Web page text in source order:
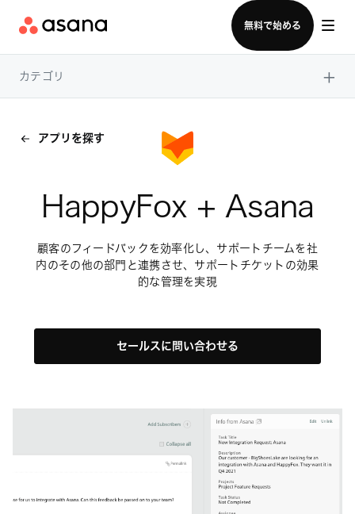
無料で始める
セールスチームに問い合わせる
カテゴリ ×
アプリを探す
HappyFox + Asana
顧客のフィードバックを効率化し、サポートチームを社
内のその他の部門と連携させ、サポートチケットの効果
的な管理を実現
セールスに問い合わせる